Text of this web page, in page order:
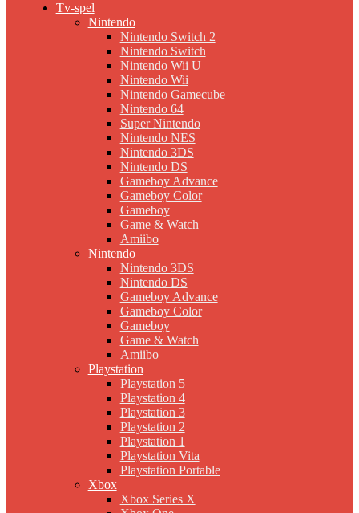
Tv-spel
Nintendo
Nintendo Switch 2
Nintendo Switch
Nintendo Wii U
Nintendo Wii
Nintendo Gamecube
Nintendo 64
Super Nintendo
Nintendo NES
Nintendo 3DS
Nintendo DS
Gameboy Advance
Gameboy Color
Gameboy
Game & Watch
Amiibo
Nintendo
Nintendo 3DS
Nintendo DS
Gameboy Advance
Gameboy Color
Gameboy
Game & Watch
Amiibo
Playstation
Playstation 5
Playstation 4
Playstation 3
Playstation 2
Playstation 1
Playstation Vita
Playstation Portable
Xbox
Xbox Series X